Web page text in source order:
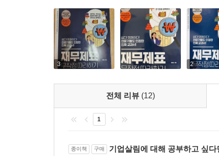
3 2
전체 리뷰 (12)
1
종이책 구매 기업살림에 대해 공부하고 싶